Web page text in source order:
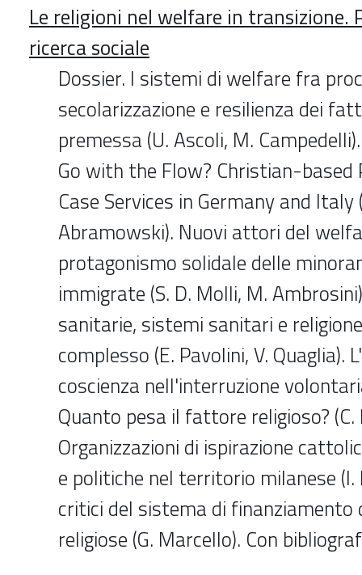
Le religioni nel welfare in transizione.
ricerca sociale
Dossier. I sistemi di welfare fra
secolarizzazione e resilienza dei
premessa (U. Ascoli, M.
Go with the Flow? Christian-based
Case Services in Germany and Italy
Abramowski). Nuovi attori del
protagonismo solidale delle
immigrate (S. D. Molli, M.
sanitarie, sistemi sanitari e
complesso (E. Pavolini, V. Quaglia).
coscienza nell'interruzione
Quanto pesa il fattore religioso? (C.
Organizzazioni di ispirazione
e politiche nel territorio milanese (I.
critici del sistema di finanziamento
religiose (G. Marcello). Con